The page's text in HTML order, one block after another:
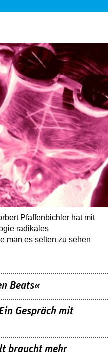
Pfaffenbichler hat mit
radikales
man es selten zu sehen
Beats«
Gespräch mit
braucht mehr